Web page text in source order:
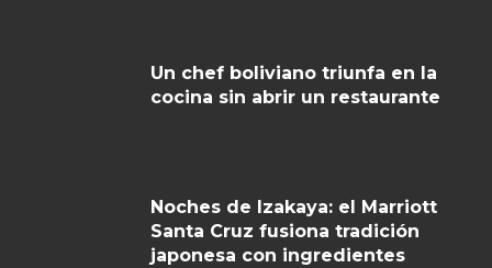
Un chef boliviano triunfa en la
cocina sin abrir un restaurante
Noches de Izakaya: el Marriott
Santa Cruz fusiona tradición
japonesa con ingredientes